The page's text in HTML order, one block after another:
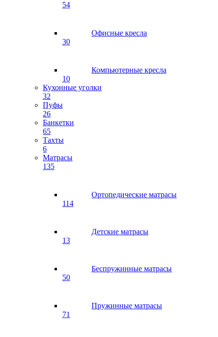
54
Офисные кресла
30
Компьютерные кресла
10
Кухонные уголки
32
Пуфы
26
Банкетки
65
Тахты
6
Матрасы
135
Ортопедические матрасы
114
Детские матрасы
13
Беспружинные матрасы
50
Пружинные матрасы
71